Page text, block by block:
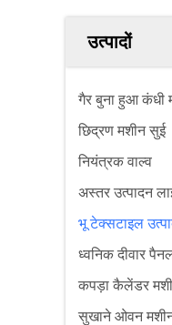
उत्पादों
गैर बुना हुआ कंधी
छिद्रण मशीन सुई
नियंत्रक वाल्व
अस्तर उत्पादन
भू टेक्सटाइल
ध्वनिक दीवार
कपड़ा कैलेंडर
सुखाने ओवन